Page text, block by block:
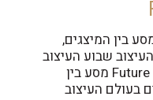
העיצוב במילאנו 2023 מסע בין המיצגים,
שבוע העיצוב
במילאנו 2023 – Future Laboratory מסע בין
בעולם העיצוב